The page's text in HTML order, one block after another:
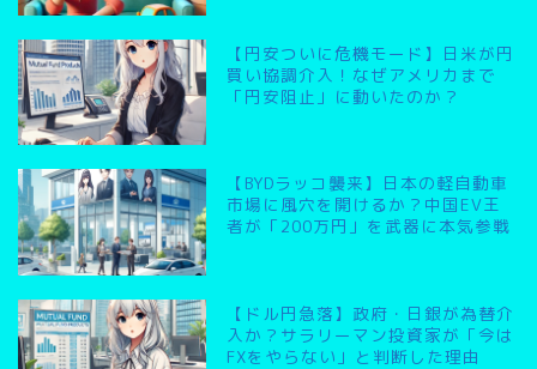
【円安ついに危機モード】日米が円
買い協調介入！なぜアメリカまで
「円安阻止」に動いたのか？
【BYDラッコ襲来】日本の軽自動車
市場に風穴を開けるか？中国EV王
者が「200万円」を武器に本気参戦
【ドル円急落】政府・日銀が為替介
入か？サラリーマン投資家が「今は
FXをやらない」と判断した理由